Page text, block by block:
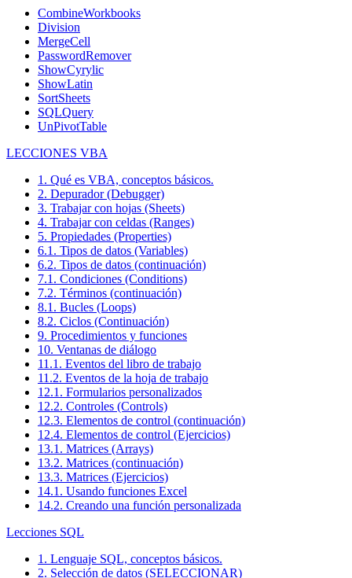
CombineWorkbooks
Division
MergeCell
PasswordRemover
ShowCyrylic
ShowLatin
SortSheets
SQLQuery
UnPivotTable
LECCIONES VBA
1. Qué es VBA, conceptos básicos.
2. Depurador (Debugger)
3. Trabajar con hojas (Sheets)
4. Trabajar con celdas (Ranges)
5. Propiedades (Properties)
6.1. Tipos de datos (Variables)
6.2. Tipos de datos (continuación)
7.1. Condiciones (Conditions)
7.2. Términos (continuación)
8.1. Bucles (Loops)
8.2. Ciclos (Continuación)
9. Procedimientos y funciones
10. Ventanas de diálogo
11.1. Eventos del libro de trabajo
11.2. Eventos de la hoja de trabajo
12.1. Formularios personalizados
12.2. Controles (Controls)
12.3. Elementos de control (continuación)
12.4. Elementos de control (Ejercicios)
13.1. Matrices (Arrays)
13.2. Matrices (continuación)
13.3. Matrices (Ejercicios)
14.1. Usando funciones Excel
14.2. Creando una función personalizada
Lecciones SQL
1. Lenguaje SQL, conceptos básicos.
2. Selección de datos (SELECCIONAR)